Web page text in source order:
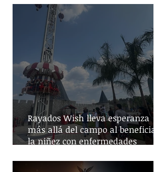
Rayados Wish lleva esperanza
más allá del campo al beneficiar a
la niñez con enfermedades